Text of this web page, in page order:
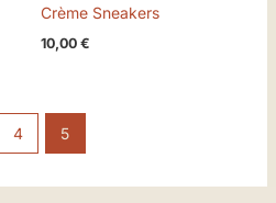
Crème Sneakers
10,00 €
4 5